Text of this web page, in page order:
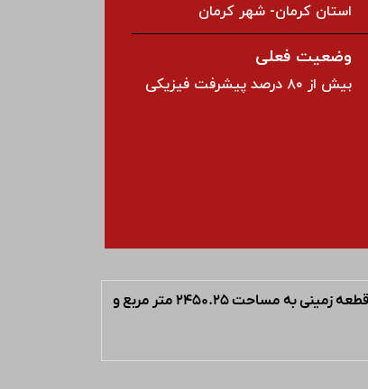
استان کرمان- شهر کرمان
وضعیت فعلی
بیش از ۸۰ درصد پیشرفت فیزیکی
مدیریت فنی، اجرایی، مالی و اداری و اداری عملیات احداث پروژه انبار دارویی شرکت اکسیر واقع در شهرک صنعتی شماره ۲ کرمان در قطعه زمینی به مساحت ۲۴۵۰.۲۵ متر مربع و